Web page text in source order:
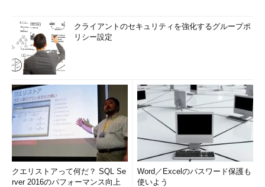
クライアントのセキュリティを強化するグループポ
リシー設定
クエリストアって何だ？ SQL Se
rver 2016のパフォーマンス向上
Word／Excelのパスワード保護も
使いよう